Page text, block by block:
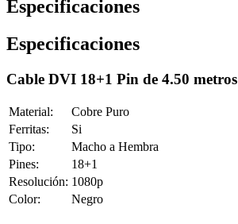
Especificaciones
Especificaciones
Cable DVI 18+1 Pin de 4.50 metros
Material:
Cobre Puro
Ferritas:
Si
Tipo:
Macho a Hembra
Pines:
18+1
Resolución: 1080p
Color:
Negro